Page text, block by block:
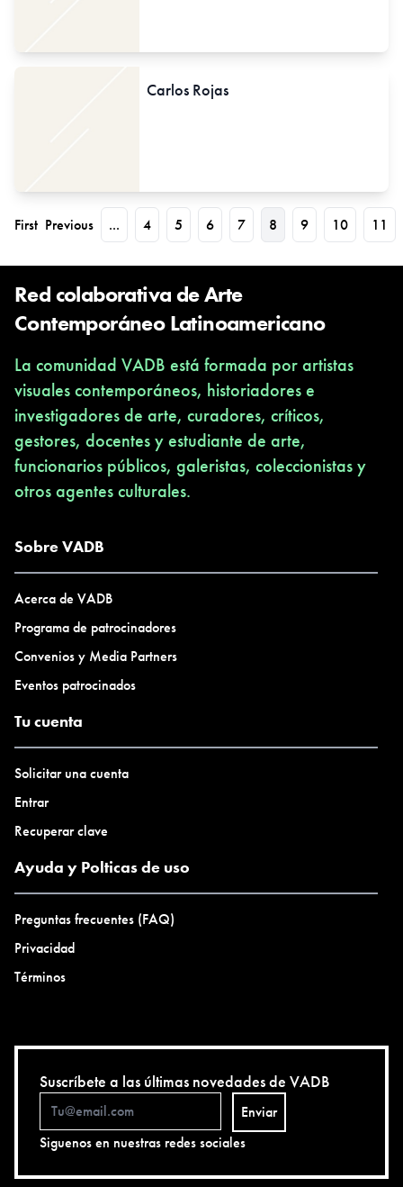
Carlos Rojas
First Previous ... 4 5 6 7 8 9 10 11
Red colaborativa de Arte
Contemporáneo Latinoamericano
La comunidad VADB está formada por artistas
visuales contemporáneos, historiadores e
investigadores de arte, curadores, críticos,
gestores, docentes y estudiante de arte,
funcionarios públicos, galeristas, coleccionistas y
otros agentes culturales.
Sobre VADB
Acerca de VADB
Programa de patrocinadores
Convenios y Media Partners
Eventos patrocinados
Tu cuenta
Solicitar una cuenta
Entrar
Recuperar clave
Ayuda y Polticas de uso
Preguntas frecuentes (FAQ)
Privacidad
Términos
Suscríbete a las últimas novedades de VADB
Enviar
Siguenos en nuestras redes sociales